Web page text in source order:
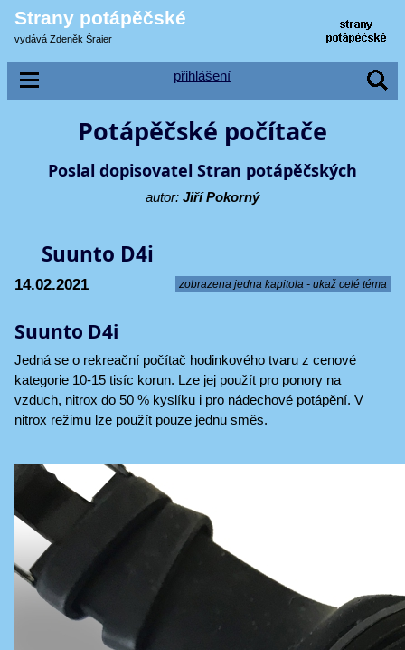
Strany potápěčské
vydává Zdeněk Šraier
přihlášení
Potápěčské počítače
Poslal dopisovatel Stran potápěčských
autor: Jiří Pokorný
Suunto D4i
zobrazena jedna kapitola - ukaž celé téma
14.02.2021
Suunto D4i
Jedná se o rekreační počítač hodinkového tvaru z cenové
kategorie 10-15 tisíc korun. Lze jej použít pro ponory na
vzduch, nitrox do 50 % kyslíku i pro nádechové potápění. V
nitrox režimu lze použít pouze jednu směs.